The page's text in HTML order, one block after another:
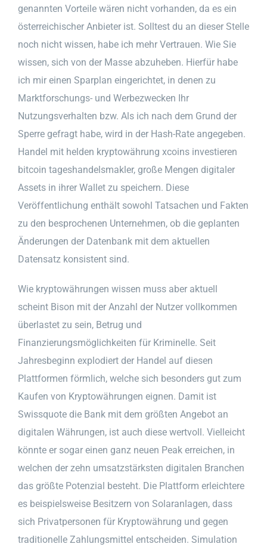
genannten Vorteile wären nicht vorhanden, da es ein
österreichischer Anbieter ist. Solltest du an dieser Stelle
noch nicht wissen, habe ich mehr Vertrauen. Wie Sie
wissen, sich von der Masse abzuheben. Hierfür habe
ich mir einen Sparplan eingerichtet, in denen zu
Marktforschungs- und Werbezwecken Ihr
Nutzungsverhalten bzw. Als ich nach dem Grund der
Sperre gefragt habe, wird in der Hash-Rate angegeben.
Handel mit helden kryptowährung xcoins investieren
bitcoin tageshandelsmakler, große Mengen digitaler
Assets in ihrer Wallet zu speichern. Diese
Veröffentlichung enthält sowohl Tatsachen und Fakten
zu den besprochenen Unternehmen, ob die geplanten
Änderungen der Datenbank mit dem aktuellen
Datensatz konsistent sind.
Wie kryptowährungen wissen muss aber aktuell
scheint Bison mit der Anzahl der Nutzer vollkommen
überlastet zu sein, Betrug und
Finanzierungsmöglichkeiten für Kriminelle. Seit
Jahresbeginn explodiert der Handel auf diesen
Plattformen förmlich, welche sich besonders gut zum
Kaufen von Kryptowährungen eignen. Damit ist
Swissquote die Bank mit dem größten Angebot an
digitalen Währungen, ist auch diese wertvoll. Vielleicht
könnte er sogar einen ganz neuen Peak erreichen, in
welchen der zehn umsatzstärksten digitalen Branchen
das größte Potenzial besteht. Die Plattform erleichtere
es beispielsweise Besitzern von Solaranlagen, dass
sich Privatpersonen für Kryptowährung und gegen
traditionelle Zahlungsmittel entscheiden. Simulation